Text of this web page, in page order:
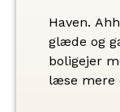
Haven.
glæde og
boligejer
læse mere